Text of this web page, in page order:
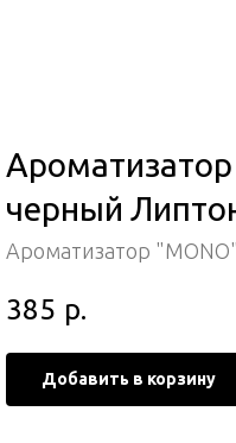
черный
Ароматизатор "MONO"
385 р.
Добавить в корзину